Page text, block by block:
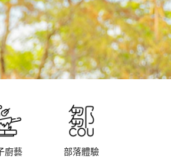
廚藝 部落體驗